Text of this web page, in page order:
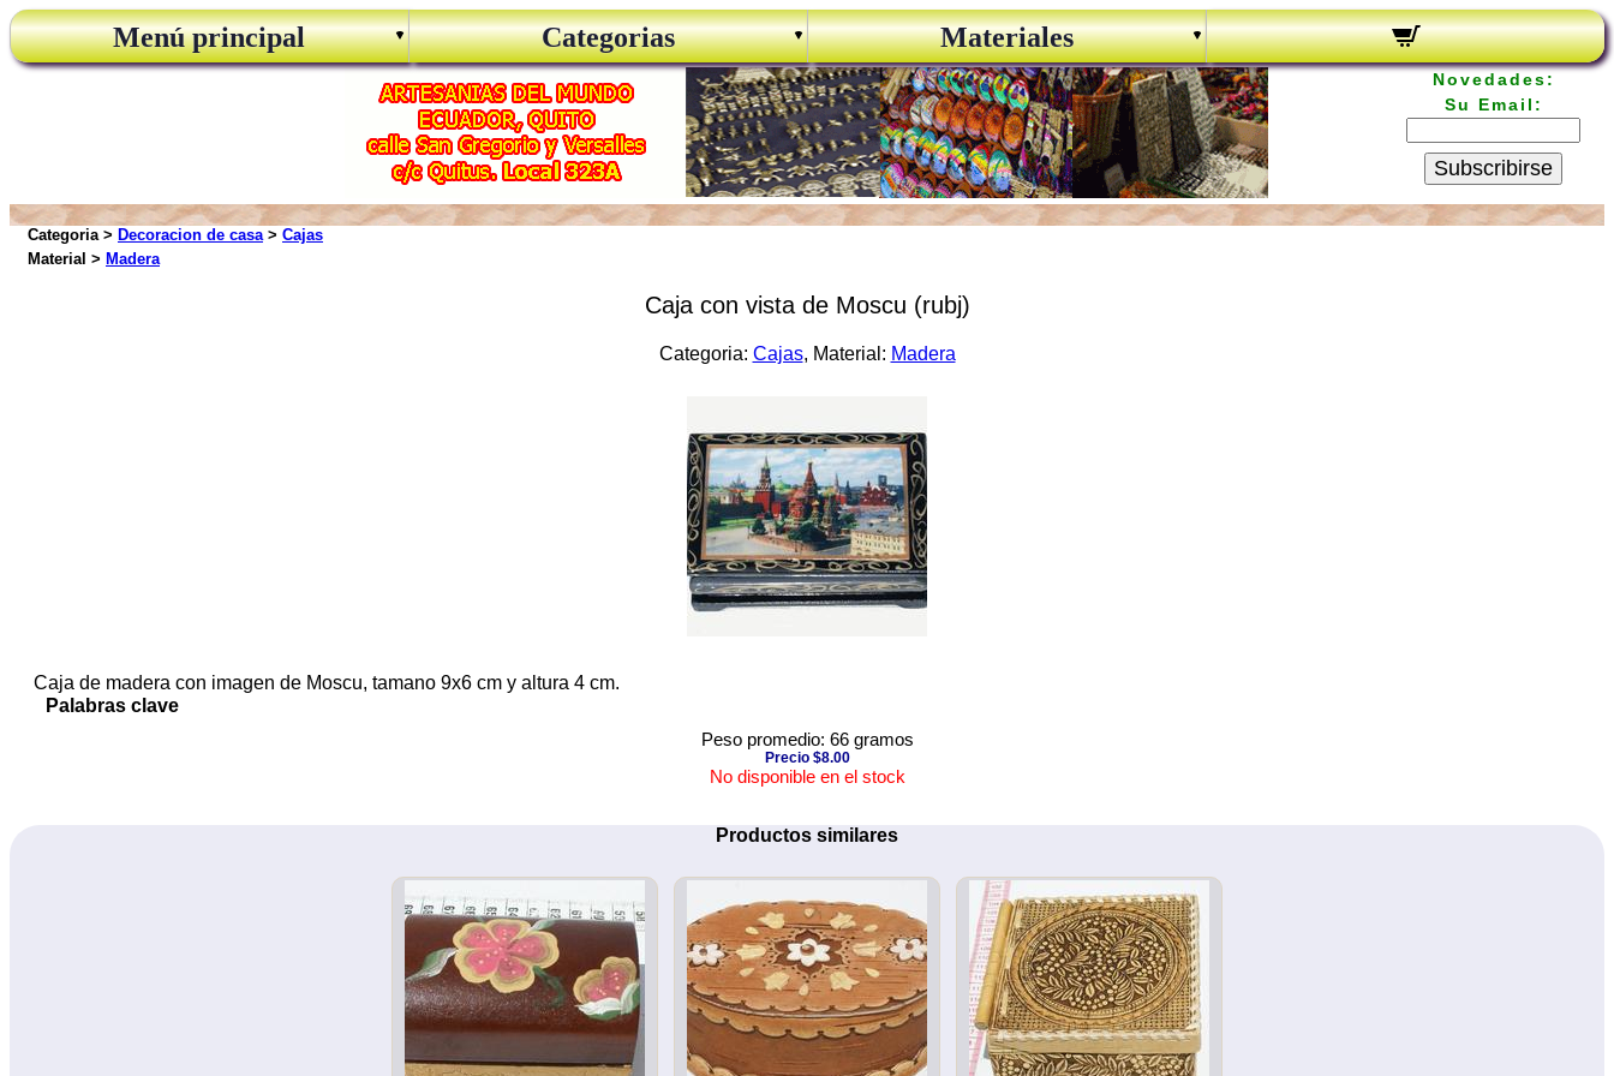
Menú principal Categorias Materiales
Novedades:
Su Email:
Subscribirse
Categoria > Decoracion de casa> Cajas
Material > Madera
Caja con vista de Moscu (rubj)
Categoria: Cajas, Material: Madera
Caja de madera con imagen de Moscu, tamano 9x6 cm y altura 4 cm.
Palabras clave
Peso promedio: 66 gramos
Precio $8.00
No disponible en el stock
Productos similares